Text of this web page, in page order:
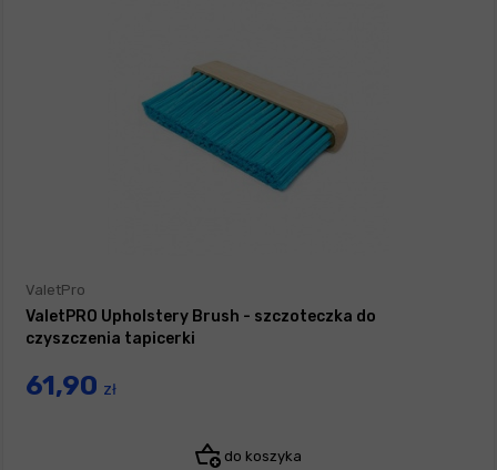
ValetPro
ValetPRO Upholstery Brush - szczoteczka do
czyszczenia tapicerki
61,90 zł
do koszyka